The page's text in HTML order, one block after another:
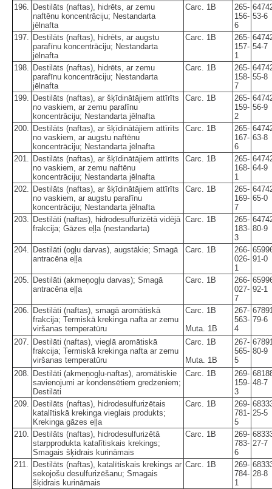
196.
Destilāts (naftas), hidrēts, ar zemu
naftēnu koncentrāciju; Nestandarta
jēlnafta
Carc. 1B
265-
156-
6
53-6
197.
Destilāts (naftas), hidrēts, ar augstu
parafīnu koncentrāciju; Nestandarta
jēlnafta
Carc. 1B
265-
157-
1
54-7
198.
Destilāts (naftas), hidrēts, ar zemu
parafīnu koncentrāciju; Nestandarta
jēlnafta
Carc. 1B
265-
158-
7
55-8
199.
Destilāts (naftas), ar šķīdinātājiem attīrīts
no vaskiem, ar zemu parafīnu
koncentrāciju; Nestandarta jēlnafta
Carc. 1B
265-
159-
2
56-9
200.
Destilāts (naftas), ar šķīdinātājiem attīrīts
no vaskiem, ar augstu naftēnu
koncentrāciju; Nestandarta jēlnafta
Carc. 1B
265-
167-
6
63-8
201.
Destilāts (naftas), ar šķīdinātājiem attīrīts
no vaskiem, ar zemu naftēnu
koncentrāciju; Nestandarta jēlnafta
Carc. 1B
265-
168-
1
64-9
202.
Destilāts (naftas), ar šķīdinātājiem attīrīts
no vaskiem, ar augstu parafīnu
koncentrāciju; Nestandarta jēlnafta
Carc. 1B
265-
169-
7
65-0
203.
Destilāti (naftas), hidrodesulfurizētā vidējā
frakcija; Gāzes eļļa (nestandarta)
Carc. 1B
265-
183-
3
80-9
204.
Destilāti (ogļu darvas), augstākie; Smagā
antracēna eļļa
Carc. 1B
266-
026-
1
91-0
205.
Destilāti (akmeņogļu darvas); Smagā
antracēna eļļa
Carc. 1B
266-
027-
7
92-1
206.
Destilāti (naftas), smagā aromātiskā
frakcija; Termiskā krekinga nafta ar zemu
viršanas temperatūru
Carc. 1B
Muta. 1B
267-
563-
4
79-6
207.
Destilāti (naftas), vieglā aromātiskā
frakcija; Termiskā krekinga nafta ar zemu
viršanas temperatūru
Carc. 1B
Muta. 1B
267-
565-
5
80-9
208.
Destilāti (akmeņogļu-naftas), aromātiskie
savienojumi ar kondensētiem gredzeniem;
Destilāti
Carc. 1B
269-
159-
3
48-7
209.
Destilāts (naftas), hidrodesulfurizētais
katalītiskā krekinga vieglais produkts;
Krekinga gāzes eļļa
Carc. 1B
269-
781-
5
25-5
210.
Destilāts (naftas), hidrodesulfurizētā
starpprodukta katalītiskais krekings;
Smagais šķidrais kurināmais
Carc. 1B
269-
783-
6
27-7
211.
Destilāts (naftas), katalītiskais krekings ar
sekojošu desulfurizēšanu; Smagais
šķidrais kurināmais
Carc. 1B
269-
784-
1
28-8